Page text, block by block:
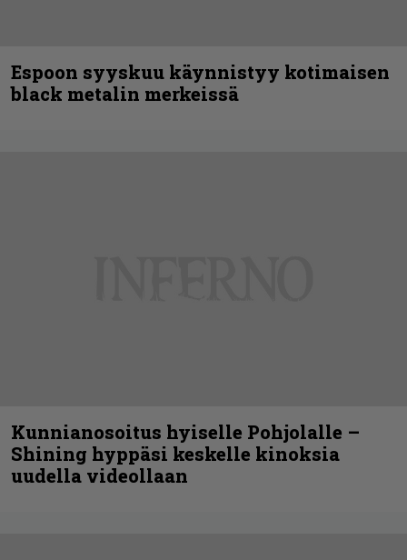
Espoon syyskuu käynnistyy kotimaisen
black metalin merkeissä
Kunnianosoitus hyiselle Pohjolalle –
Shining hyppäsi keskelle kinoksia
uudella videollaan